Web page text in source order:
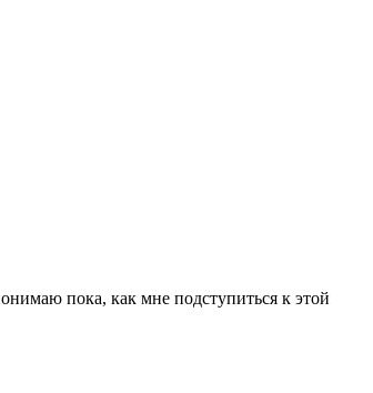
пока, как мне подступиться к этой